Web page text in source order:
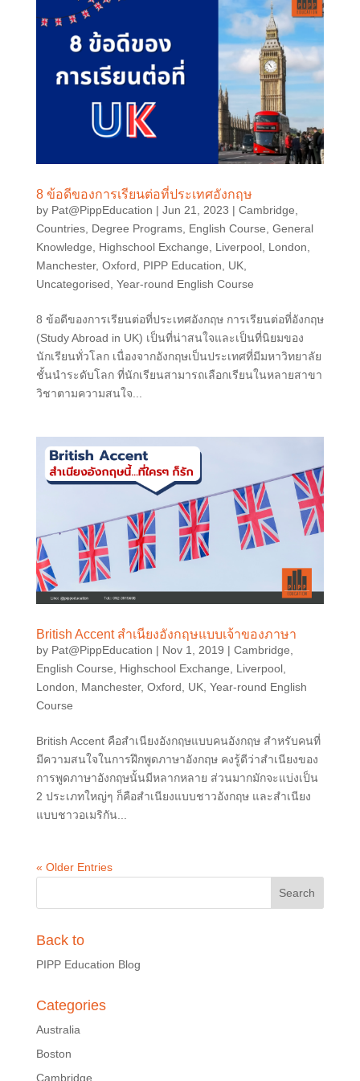
8 ข้อดีของการเรียนต่อที่ประเทศอังกฤษ
by Pat@PippEducation | Jun 21, 2023 | Cambridge
Countries, Degree Programs, English Course General
Knowledge
Highschool Exchange Liverpool, London
Manchester, Oxford PIPP Education UK,
Uncategorised Year-round English Course
8 ข้อดีของการเรียนต่อที่ประเทศอังกฤษ การเรียนต่อที่อังกฤษ
(Study Abroad in UK) เป็นที่น่าสนใจและเป็นที่นิยมของ
นักเรียนทั่วโลก เนื่องจากอังกฤษเป็นประเทศที่มีมหาวิทยาลัย
ชั้นนำระดับโลก ที่นักเรียนสามารถเลือกเรียนในหลายสาขา
วิชาตามความสนใจ...
British Accent สำเนียงอังกฤษแบบเจ้าของภาษา
by Pat@PippEducation | Nov 1, 2019 | Cambridge,
English Course, Highschool Exchange, Liverpool,
London, Manchester, Oxford, UK, Year-round English
Course
British Accent คือสำเนียงอังกฤษแบบคนอังกฤษ สำหรับคนที่
มีความสนใจในการฝึกพูดภาษาอังกฤษ คงรู้ดีว่าสำเนียงของ
การพูดภาษาอังกฤษนั้นมีหลากหลาย ส่วนมากมักจะแบ่งเป็น
2 ประเภทใหญ่ๆ ก็คือสำเนียงแบบชาวอังกฤษ และสำเนียง
แบบชาวอเมริกัน...
« Older Entries
Back to
PIPP Education Blog
Categories
Australia
Boston
Cambridge